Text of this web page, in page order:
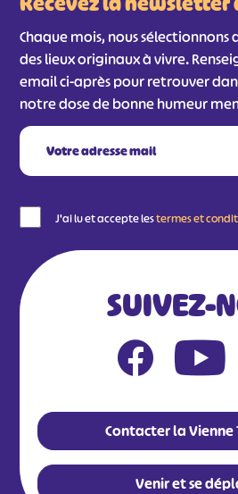
Chaque mois, nous
des lieux originaux à vivre.
email ci-après pour retrouver
notre dose de bonne humeur
J'ai lu et accepte lestermes et
SUIVEZ-
Contacter la Vienne
Venir et se